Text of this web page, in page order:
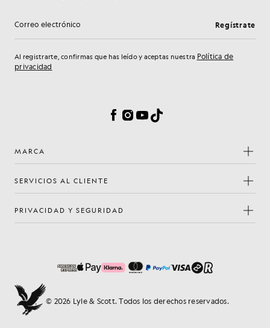
Dirección de correo electrónico Regístrate
Al registrarte, confirmas que has leído y aceptas nuestra Política de
privacidad
Facebook
Instagram
YouTube
TikTok
MARCA
SERVICIOS AL CLIENTE
PRIVACIDAD Y SEGURIDAD
© 2026 Lyle & Scott. Todos los derechos reservados.